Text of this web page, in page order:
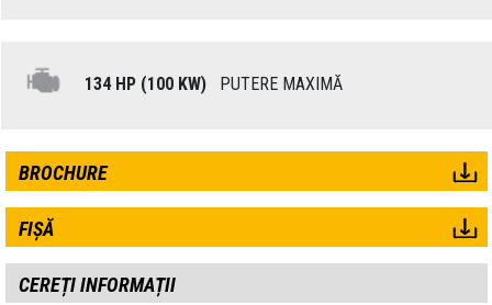
134 HP (100 KW) PUTERE MAXIMĂ
BROCHURE
FIȘĂ
CEREȚI INFORMAȚII